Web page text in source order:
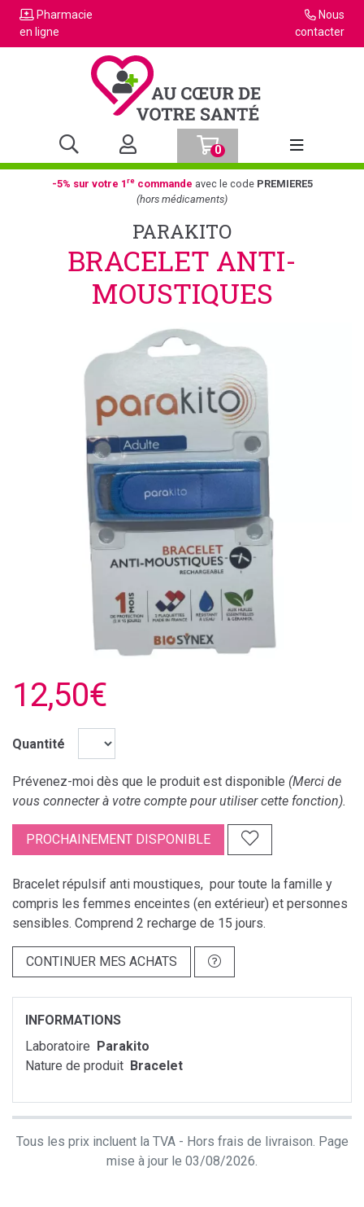
Pharmacie
en ligne
Nous
contacter
0
Afficher la
-5% sur votre 1recommande avec le code PREMIERE5
(hors médicaments)
PARAKITO
BRACELET ANTI-
MOUSTIQUES
12,50€
Quantité
Prévenez-moi dès que le produit est disponible (Merci de
vous connecter à votre compte pour utiliser cette fonction).
PROCHAINEMENT DISPONIBLE
Bracelet répulsif anti moustiques, pour toute la famille y
compris les femmes enceintes (en extérieur) et personnes
sensibles. Comprend 2 recharge de 15 jours.
CONTINUER MES ACHATS
INFORMATIONS
Laboratoire Parakito
Nature de produit Bracelet
Tous les prix incluent la TVA - Hors frais de livraison. Page
mise à jour le 03/08/2026.